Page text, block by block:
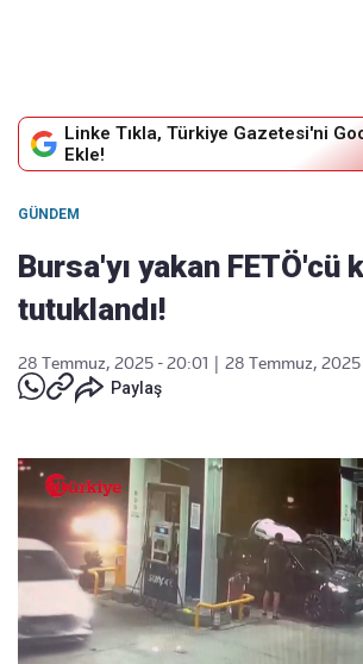
Linke Tıkla, Türkiye Gazetesi'ni
Ekle!
GÜNDEM
Bursa'yı yakan FETÖ'cü
tutuklandı!
28 Temmuz, 2025 - 20:01
28 Temmuz, 2025
Paylaş